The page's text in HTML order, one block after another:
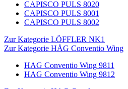
CAPISCO PULS 8020
CAPISCO PULS 8001
CAPISCO PULS 8002
Zur Kategorie LÖFFLER NK1
Zur Kategorie HÅG Conventio Wing
HAG Conventio Wing 9811
HAG Conventio Wing 9812